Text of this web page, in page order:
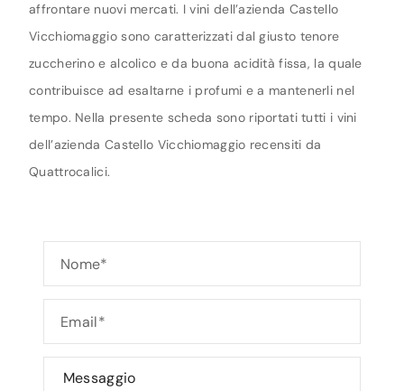
affrontare nuovi mercati. I vini dell’azienda Castello
Vicchiomaggio sono caratterizzati dal giusto tenore
zuccherino e alcolico e da buona acidità fissa, la quale
contribuisce ad esaltarne i profumi e a mantenerli nel
tempo. Nella presente scheda sono riportati tutti i vini
dell’azienda Castello Vicchiomaggio recensiti da
Quattrocalici.